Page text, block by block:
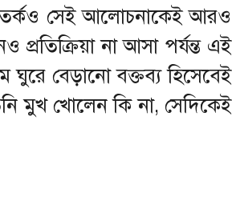
সেই আলোচনাকেই আরও
না আসা পর্যন্ত এই
ঘুরে বেড়ানো বক্তব্য হিসেবেই
মুখ খোলেন কি না, সেদিকেই